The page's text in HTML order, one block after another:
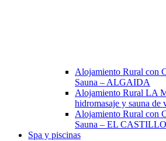
Alojamiento Rural con
Sauna – ALGAIDA
Alojamiento Rural LA
hidromasaje y sauna de
Alojamiento Rural con
Sauna – EL CASTILLO
Spa y piscinas